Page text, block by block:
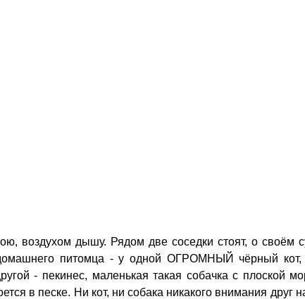
воздухом дышу. Рядом две соседки стоят, о своём
питомца - у одной ОГРОМНЫЙ чёрный кот,
- пекинес, маленькая такая собачка с плоской
в песке. Ни кот, ни собака никакого внимания друг